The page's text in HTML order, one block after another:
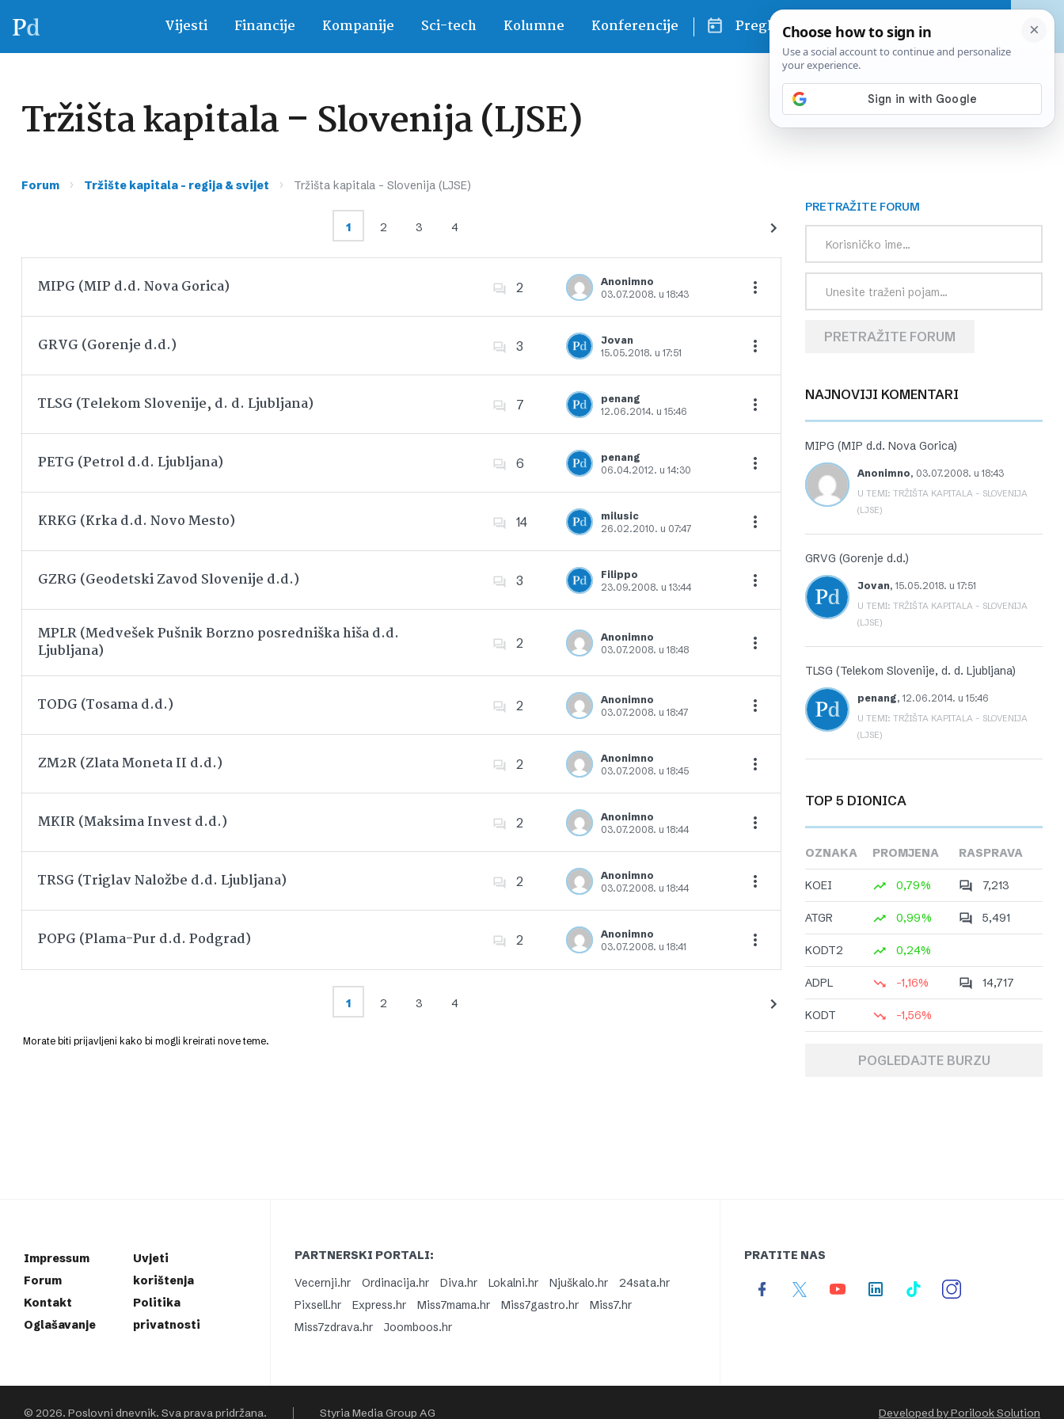
Vijesti Financije Kompanije Sci-tech Kolumne Konferencije Pregled dana
Tržišta kapitala – Slovenija (LJSE)
Forum › Tržište kapitala – regija & svijet › Tržišta kapitala – Slovenija (LJSE)
1 2 3 4
MIPG (MIP d.d. Nova Gorica) 2
Anonimno
03.07.2008. u 18:43
GRVG (Gorenje d.d.) 3
Jovan
15.05.2018. u 17:51
Dodajte u favorite
TLSG (Telekom Slovenije, d. d. Ljubljana) 7
penang
12.06.2014. u 15:46
Dodajte u favorite
PETG (Petrol d.d. Ljubljana) 6
penang
06.04.2012. u 14:30
Dodajte u favorite
KRKG (Krka d.d. Novo Mesto) 14
milusic
26.02.2010. u 07:47
GZRG (Geodetski Zavod Slovenije d.d.) 3
Filippo
23.09.2008. u 13:44
MPLR (Medvešek Pušnik Borzno posredniška hiša d.d.
Ljubljana)
2
Anonimno
03.07.2008. u 18:48
TODG (Tosama d.d.) 2
Anonimno
03.07.2008. u 18:47
Dodajte u favorite
ZM2R (Zlata Moneta II d.d.) 2
Anonimno
03.07.2008. u 18:45
Dodajte u favorite
MKIR (Maksima Invest d.d.) 2
Anonimno
03.07.2008. u 18:44
Dodajte u favorite
TRSG (Triglav Naložbe d.d. Ljubljana) 2
Anonimno
03.07.2008. u 18:44
Dodajte u favorite
POPG (Plama-Pur d.d. Podgrad) 2
Anonimno
03.07.2008. u 18:41
1 2 3 4
Morate biti prijavljeni kako bi mogli kreirati nove teme.
PRETRAŽITE FORUM
PRETRAŽITE FORUM
NAJNOVIJI KOMENTARI
MIPG (MIP d.d. Nova Gorica)
Anonimno, 03.07.2008. u 18:43
U TEMI: TRŽIŠTA KAPITALA – SLOVENIJA
(LJSE)
GRVG (Gorenje d.d.)
Jovan, 15.05.2018. u 17:51
U TEMI: TRŽIŠTA KAPITALA – SLOVENIJA
(LJSE)
TLSG (Telekom Slovenije, d. d. Ljubljana)
penang, 12.06.2014. u 15:46
U TEMI: TRŽIŠTA KAPITALA – SLOVENIJA
(LJSE)
TOP 5 DIONICA
OZNAKA PROMJENA RASPRAVA
KOEI 0,79% 7,213
ATGR 0,99% 5,491
KODT2 0,24%
ADPL -1,16% 14,717
KODT -1,56%
POGLEDAJTE BURZU
Impressum
Forum
Kontakt
Oglašavanje
Uvjeti
korištenja
Politika
privatnosti
PARTNERSKI PORTALI:
Vecernji.hr
Ordinacija.hr Diva.hr Lokalni.hr Njuškalo.hr
24sata.hr
Pixsell.hr
Express.hr Miss7mama.hr Miss7gastro.hr
Miss7.hr
Miss7zdrava.hr
Joomboos.hr
PRATITE NAS
© 2026. Poslovni dnevnik. Sva prava pridržana. Styria Media Group AG Developed by Porilook Solution